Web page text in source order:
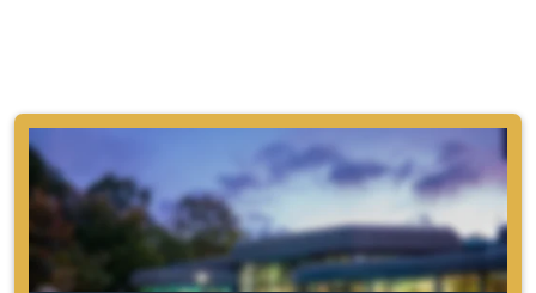
Eintritt in die Hellweg-Sole-Thermen:
2-Stunden-Ticket Bad            13,00 €
Tagesticket Bad                          15,00 €
Tagesticket Bad & Sauna      22,00 €